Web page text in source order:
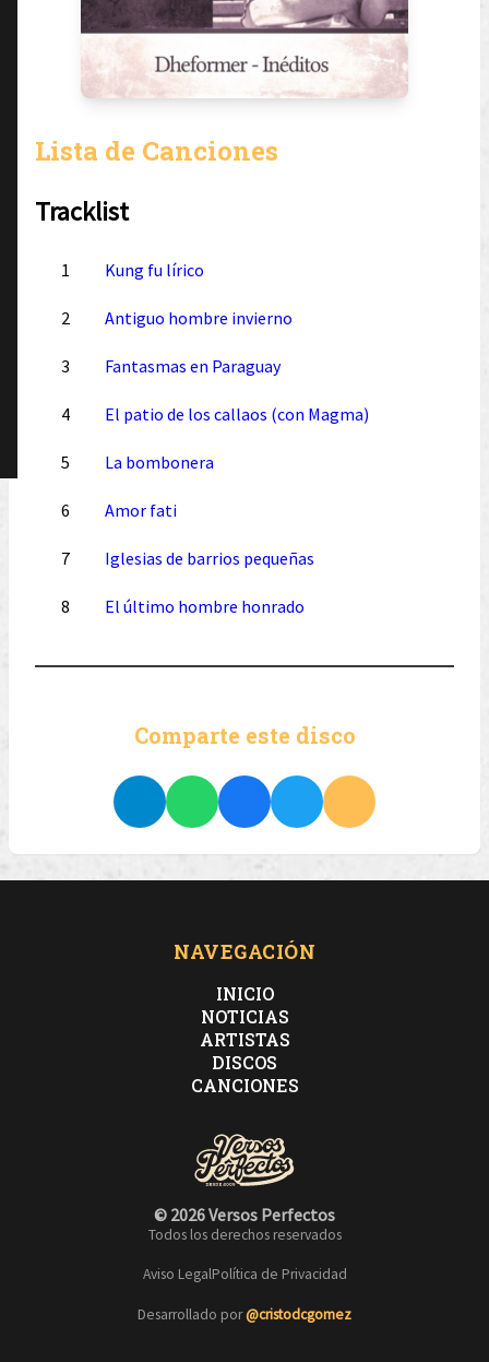
Lista de Canciones
Tracklist
1 Kung fu lírico
2 Antiguo hombre invierno
3 Fantasmas en Paraguay
4 El patio de los callaos (con Magma)
5 La bombonera
6 Amor fati
7 Iglesias de barrios pequeñas
8 El último hombre honrado
Comparte este disco
NAVEGACIÓN
INICIO
NOTICIAS
ARTISTAS
DISCOS
CANCIONES
© 2026 Versos Perfectos
Todos los derechos reservados
Aviso LegalPolítica de Privacidad
Desarrollado por@cristodcgomez